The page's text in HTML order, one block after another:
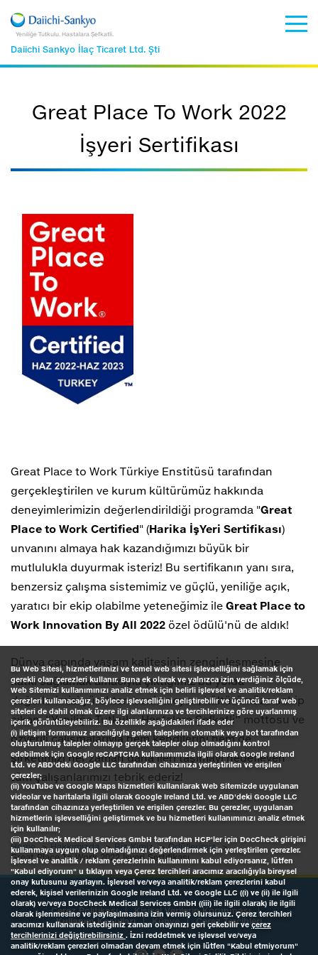
Yeniliğe Tutkulu. Hastalara Şefkatli.
Daiichi Sankyo İlaç Ticaret Ltd. Şti
Great Place To Work 2022
İşyeri Sertifikası
Great Place to Work Türkiye Enstitüsü tarafından
gerçekleştirilen ve kurum kültürümüz hakkında
deneyimlerimizin değerlendirildiği programda "Great
Place to Work Certified" (Harika İşYeri Sertifikası)
unvanını almaya hak kazandığımızı büyük bir
mutlulukla duyurmak isteriz! Bu sertifikanın yanı sıra,
benzersiz çalışma sistemimiz ve güçlü, yeniliğe açık,
yaratıcı bir ekip olabilme yeteneğimiz ile Great Place to
Work Innovation By All 2022 özel ödülü'nü de aldık!
Dünya çapında yaşam kalitesinin zenginleşmesine
katkı sağlamak amacıyla çıktığımız bu yolda
değerlerimizi yürekten benimseyen, kültürümüze sahip
çıkan, ''Yeniliğe Tutkulu, Hastalara Şefkatli'' mottosu ve
özverili çalışmalarıyla hem kendilerini hem de
şirketimizi her zaman daha ileri taşımayı hedefleyen
tüm çalışanlarımızı tebrik ederiz!
Home Hakkımızda Biz Kimiz
Ödüllerimiz
Great Place To Work 2022 İşyeri Sertifikası
Çerez Politikası
Kişisel Verilerin Korunması
Kullanım Koşulları
Künye Çerez Tercihleri
Bu Web Sitesi, hizmetlerimizi ve temel web sitesi işlevselliğini sağlamak için
gerekli olan çerezleri kullanır. Buna ek olarak ve yalnızca izin verdiğiniz ölçüde,
Web Sitemizi kullanımınızı analiz etmek için belirli işlevsel ve analitik/reklam
çerezleri kullanacağız, böylece işlevselliğini geliştirebilir ve üçüncü taraf web
siteleri de dahil olmak üzere ilgi alanlarınıza ve tercihlerinize göre uyarlanmış
içerik görüntüleyebiliriz. Bu özellikle aşağıdakileri ifade eder
(i) iletişim formumuz aracılığıyla gelen taleplerin otomatik veya bot tarafından
oluşturulmuş talepler olmayıp gerçek talepler olup olmadığını kontrol
edebilmek için Google reCAPTCHA kullanımımızla ilgili olarak Google Ireland
Ltd. ve ABD'deki Google LLC tarafından cihazınıza yerleştirilen ve erişilen
çerezler;
(ii) YouTube ve Google Maps hizmetleri kullanılarak Web Sitemizde uygulanan
videolar ve haritalarla ilgili olarak Google Ireland Ltd. ve ABD'deki Google LLC
tarafından cihazınıza yerleştirilen ve erişilen çerezler. Bu çerezler, uygulanan
hizmetlerin işlevselliğini geliştirmek ve bu hizmetleri kullanımınızı analiz etmek
için kullanılır;
(iii) DocCheck Medical Services GmbH tarafından HCP'ler için DocCheck girişini
kullanmaya uygun olup olmadığınızı değerlendirmek için yerleştirilen çerezler.
İşlevsel ve analitik / reklam çerezlerinin kullanımını kabul ediyorsanız, lütfen
"Kabul ediyorum" u tıklayın veya Çerez tercihleri aracımız aracılığıyla bireysel
onay kutusunu ayarlayın. İşlevsel ve/veya analitik/reklam çerezlerini kabul
ederek, kişisel verilerinizin Google Ireland Ltd. ve Google LLC ((i) ve (ii) ile ilgili
olarak) ve/veya DocCheck Medical Services GmbH ((iii) ile ilgili olarak) ile ilgili
olarak işlenmesine ve paylaşılmasına izin vermiş olursunuz. Çerez tercihleri
aracımızı kullanarak istediğiniz zaman onayınızı geri çekebilir veçerez
tercihlerinizi değiştirebilirsiniz . İzni reddetmek ve işlevsel ve/veya
analitik/reklam çerezleri olmadan devam etmek için lütfen "Kabul etmiyorum"